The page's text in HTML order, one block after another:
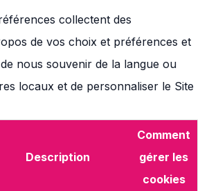
collectent des
de vos choix et préférences et
nous souvenir de la langue ou
locaux et de personnaliser le Site
Description
Comment
gérer les
cookies